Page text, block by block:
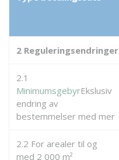
2 Reguleringsendringer
2.1
MinimumsgebyrEkslusiv
endring av
bestemmelser med mer
2.2 For arealer til og
med 2 000 m²